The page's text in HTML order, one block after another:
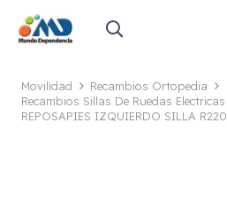
Movilidad
Recambios Ortopedia
Recambios Sillas De Ruedas Electricas
REPOSAPIES IZQUIERDO SILLA R220